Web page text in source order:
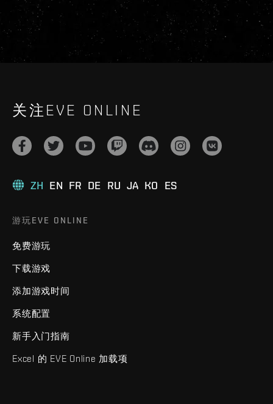
关注EVE ONLINE
ZH EN FR DE RU JA KO ES
游玩EVE ONLINE
免费游玩
下载游戏
添加游戏时间
系统配置
新手入门指南
Excel 的 EVE Online 加载项